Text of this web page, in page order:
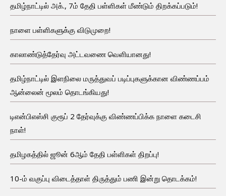
தமிழ்நாட்டில் அக்., 7ம் தேதி பள்ளிகள் மீண்டும் திறக்கப்படும்!
நாளை பள்ளிகளுக்கு விடுமுறை!
காலாண்டுத்தேர்வு அட்டவணை வெளியானது!
தமிழ்நாட்டில் இளநிலை மருத்துவப் படிப்புகளுக்கான விண்ணப்பம்
ஆன்லைன் மூலம் தொடங்கியது!
டிஎன்பிஎஸ்சி குரூப் 2 தேர்வுக்கு விண்ணப்பிக்க நாளை கடைசி
நாள்!
தமிழகத்தில் ஜூன் 6ஆம் தேதி பள்ளிகள் திறப்பு!
10-ம் வகுப்பு விடைத்தாள் திருத்தும் பணி இன்று தொடக்கம்!